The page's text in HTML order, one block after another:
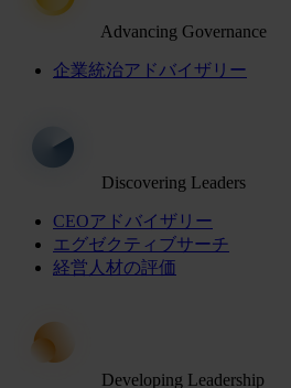
Advancing Governance
企業統治アドバイザリー
Discovering Leaders
CEOアドバイザリー
エグゼクティブサーチ
経営人材の評価
Developing Leadership